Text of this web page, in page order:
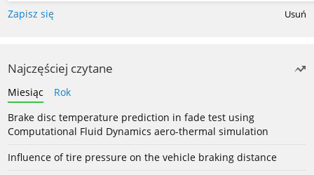
Zapisz się Usuń
Najczęściej czytane
Miesiąc
Rok
Brake disc temperature prediction in fade test using
Computational Fluid Dynamics aero-thermal simulation
Influence of tire pressure on the vehicle braking distance